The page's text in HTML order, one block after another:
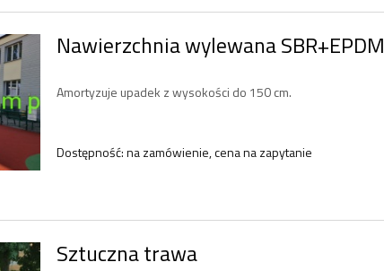
Plac zabaw TS0503
5 331,00 zł
Nawierzchnia wylewana SBR+EPDM
Amortyzuje upadek z wysokości do 150 cm.
Dostępność:na zamówienie, cena na zapytanie
Sztuczna trawa